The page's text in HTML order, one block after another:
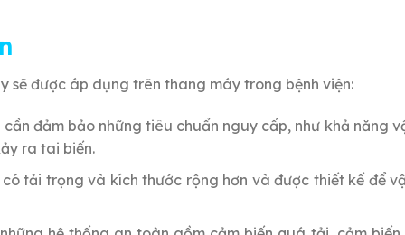
được áp dụng trên thang máy trong bệnh viện:
đảm bảo những tiêu chuẩn nguy cấp, như khả năng
ra tai biến.
tải trọng và kích thước rộng hơn và được thiết kế để